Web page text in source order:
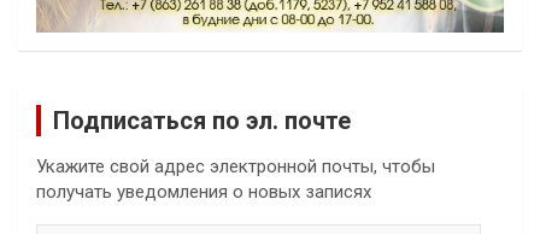
Подписаться по эл. почте
Укажите свой адрес электронной почты, чтобы
получать уведомления о новых записях